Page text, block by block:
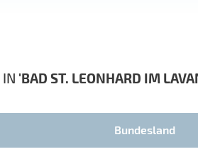
IN 'BAD ST. LEONHARD IM
Bundesland